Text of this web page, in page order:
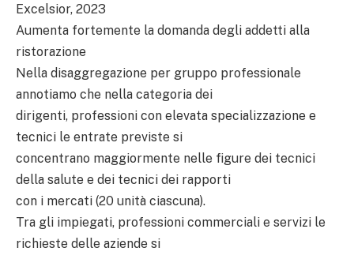
Excelsior, 2023
Aumenta fortemente la domanda degli addetti alla
ristorazione
Nella disaggregazione per gruppo professionale
annotiamo che nella categoria dei
dirigenti, professioni con elevata specializzazione e
tecnici le entrate previste si
concentrano maggiormente nelle figure dei tecnici
della salute e dei tecnici dei rapporti
con i mercati (20 unità ciascuna).
Tra gli impiegati, professioni commerciali e servizi le
richieste delle aziende si